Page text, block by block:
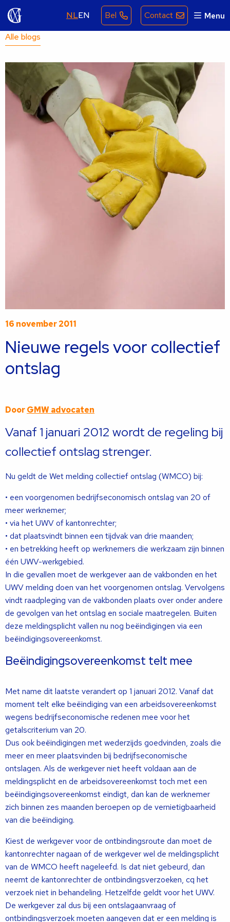
NLEN Bel Contact Menu
Alle blogs
16 november 2011
Nieuwe regels voor collectief
ontslag
DoorGMW advocaten
Vanaf 1 januari 2012 wordt de regeling bij
collectief ontslag strenger.
Nu geldt de Wet melding collectief ontslag (WMCO) bij:
• een voorgenomen bedrijfseconomisch ontslag van 20 of
meer werknemer;
• via het UWV of kantonrechter;
• dat plaatsvindt binnen een tijdvak van drie maanden;
• en betrekking heeft op werknemers die werkzaam zijn binnen
één UWV-werkgebied.
In die gevallen moet de werkgever aan de vakbonden en het
UWV melding doen van het voorgenomen ontslag. Vervolgens
vindt raadpleging van de vakbonden plaats over onder andere
de gevolgen van het ontslag en sociale maatregelen. Buiten
deze meldingsplicht vallen nu nog beëindigingen via een
beëindigingsovereenkomst.
Beëindigingsovereenkomst telt mee
Met name dit laatste verandert op 1 januari 2012. Vanaf dat
moment telt elke beëindiging van een arbeidsovereenkomst
wegens bedrijfseconomische redenen mee voor het
getalscriterium van 20.
Dus ook beëindigingen met wederzijds goedvinden, zoals die
meer en meer plaatsvinden bij bedrijfseconomische
ontslagen. Als de werkgever niet heeft voldaan aan de
meldingsplicht en de arbeidsovereenkomst toch met een
beëindigingsovereenkomst eindigt, dan kan de werknemer
zich binnen zes maanden beroepen op de vernietigbaarheid
van die beëindiging.
Kiest de werkgever voor de ontbindingsroute dan moet de
kantonrechter nagaan of de werkgever wel de meldingsplicht
van de WMCO heeft nageleefd. Is dat niet gebeurd, dan
neemt de kantonrechter de ontbindingsverzoeken, cq het
verzoek niet in behandeling. Hetzelfde geldt voor het UWV.
De werkgever zal dus bij een ontslagaanvraag of
ontbindingsverzoek moeten aangeven dat er een melding is